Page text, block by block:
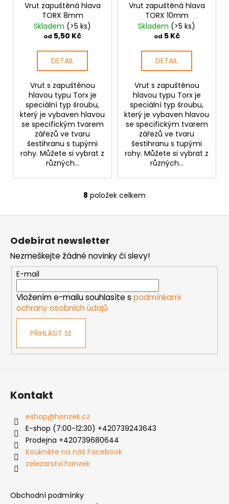
Vrut zapuštěná hlava
TORX 8mm
Skladem (>5 ks)
od 5,50 Kč
DETAIL
Vrut s zapuštěnou
hlavou typu Torx je
speciální typ šroubu,
který je vybaven hlavou
se specifickým tvarem
zářezů ve tvaru
šestihranu s tupými
rohy. Můžete si vybrat z
různých...
Vrut zapuštěná hlava
TORX 10mm
Skladem (>5 ks)
od 5 Kč
DETAIL
Vrut s zapuštěnou
hlavou typu Torx je
speciální typ šroubu,
který je vybaven hlavou
se specifickým tvarem
zářezů ve tvaru
šestihranu s tupými
rohy. Můžete si vybrat z
různých...
O
v
a
c
í
p
r
ý
p
8 položek celkem
Odebírat newsletter
Nezmeškejte žádné novinky či slevy!
E-mail
Vložením e-mailu souhlasíte s podmínkami
ochrany osobních údajů
PŘIHLÁSIT SE
Kontakt
eshop@honzek.cz
E-shop (7:00-12:30) +420739243643
Prodejna +420739680644
Koukněte na náš Facebook
zelezarstvi.honzek
Obchodní podmínky